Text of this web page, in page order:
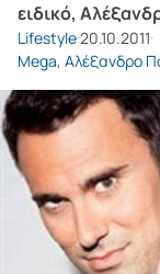
ειδικό,
Lifestyle20.10.2011
Mega, Αλέξανδρο